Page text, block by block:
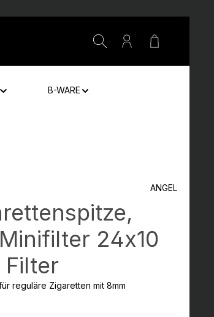
Warenkorb
B-WARE
ANGEL
24x10
reguläre Zigaretten mit 8mm